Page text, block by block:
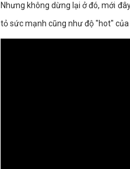
Nhưng không dừng lại ở đó, mới
tỏ sức mạnh cũng như độ "hot" của